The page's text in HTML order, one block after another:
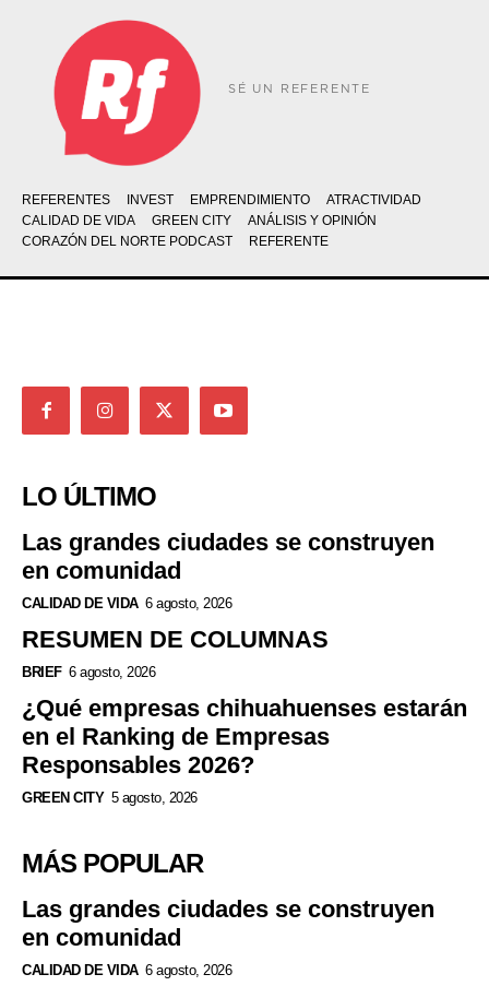
SÉ UN REFERENTE
REFERENTES INVEST EMPRENDIMIENTO
ATRACTIVIDAD
CALIDAD DE VIDA
GREEN CITY
ANÁLISIS Y OPINIÓN
CORAZÓN DEL NORTE PODCAST
REFERENTE
LO ÚLTIMO
Las grandes ciudades se construyen
en comunidad
CALIDAD DE VIDA 6 agosto, 2026
RESUMEN DE COLUMNAS
BRIEF 6 agosto, 2026
¿Qué empresas chihuahuenses estarán
en el Ranking de Empresas
Responsables 2026?
GREEN CITY 5 agosto, 2026
MÁS POPULAR
Las grandes ciudades se construyen
en comunidad
CALIDAD DE VIDA 6 agosto, 2026